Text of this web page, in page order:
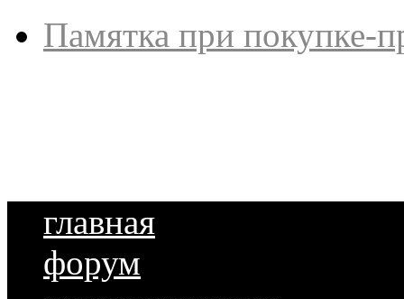
Памятка при покупке-
главная
форум